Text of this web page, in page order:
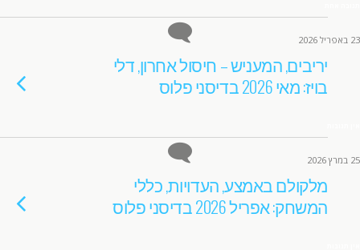
23 באפריל 2026
יריבים, המעניש – חיסול אחרון, דלי
בויז: מאי 2026 בדיסני פלוס
25 במרץ 2026
מלקולם באמצע, העדויות, כללי
המשחק: אפריל 2026 בדיסני פלוס